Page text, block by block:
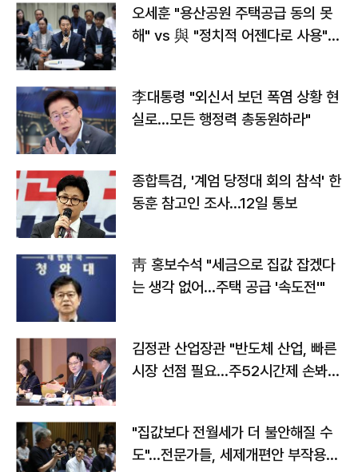
오세훈 "용산공원 주택공급 동의 못
해" vs 與 "정치적 어젠다로 사용"
李대통령 "외신서 보던 폭염 상황 현
실로…모든 행정력 총동원하라"
종합특검, '계엄 당정대 회의 참석' 한
동훈 참고인 조사...12일 통보
靑 홍보수석 "세금으로 집값 잡겠다
는 생각 없어…주택 공급 '속도전'"
김정관 산업장관 "반도체 산업, 빠른
시장 선점 필요…주52시간제 손봐
"집값보다 전월세가 더 불안해질 수
도"…전문가들, 세제개편안 부작용